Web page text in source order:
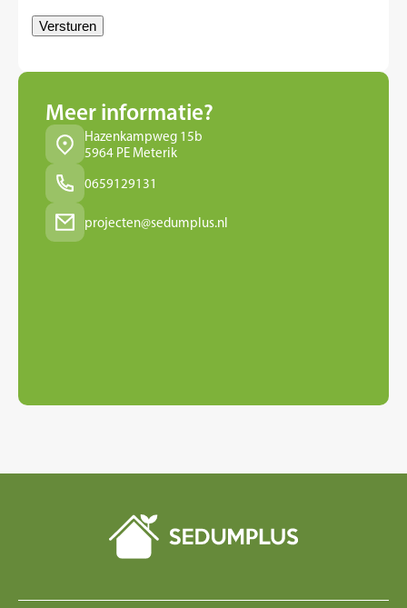
Versturen
Meer informatie?
Hazenkampweg 15b
5964 PE Meterik
0659129131
projecten@sedumplus.nl